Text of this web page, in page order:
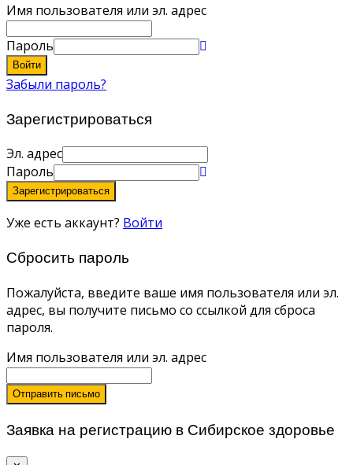
Имя пользователя или эл. адрес
Пароль
Войти
Забыли пароль?
Зарегистрироваться
Эл. адрес
Пароль
Зарегистрироваться
Уже есть аккаунт? Войти
Сбросить пароль
Пожалуйста, введите ваше имя пользователя или эл.
адрес, вы получите письмо со ссылкой для сброса
пароля.
Имя пользователя или эл. адрес
Отправить письмо
Заявка на регистрацию в Сибирское здоровье